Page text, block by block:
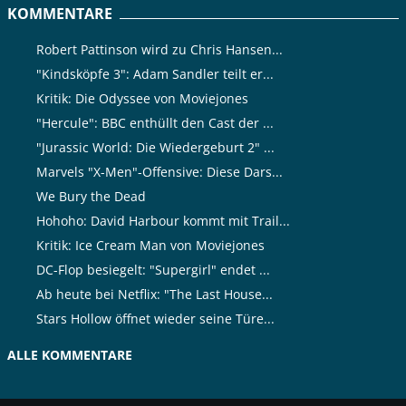
KOMMENTARE
Robert Pattinson wird zu Chris Hansen...
"Kindsköpfe 3": Adam Sandler teilt er...
Kritik: Die Odyssee von Moviejones
"Hercule": BBC enthüllt den Cast der ...
"Jurassic World: Die Wiedergeburt 2" ...
Marvels "X-Men"-Offensive: Diese Dars...
We Bury the Dead
Hohoho: David Harbour kommt mit Trail...
Kritik: Ice Cream Man von Moviejones
DC-Flop besiegelt: "Supergirl" endet ...
Ab heute bei Netflix: "The Last House...
Stars Hollow öffnet wieder seine Türe...
ALLE KOMMENTARE